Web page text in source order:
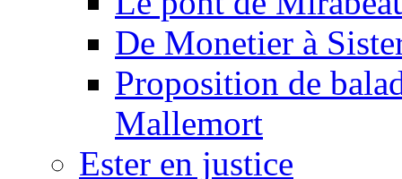
De Monetier à
Proposition de
Mallemort
Ester en justice